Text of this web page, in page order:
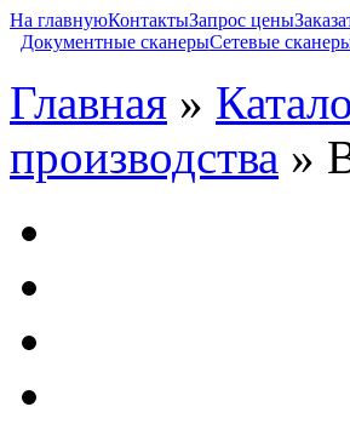
На главнуюКонтактыЗапрос цены
Документные сканерыСетевые
Главная »
производства »